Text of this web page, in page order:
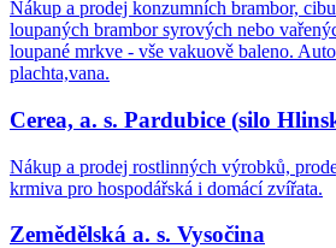
Nákup a prodej konzumních brambor,
loupaných brambor syrových nebo
loupané mrkve - vše vakuově baleno.
plachta,vana.
Cerea, a. s. Pardubice (silo
Nákup a prodej rostlinných výrobků,
krmiva pro hospodářská i domácí zvířata.
Zemědělská a. s. Vysočina